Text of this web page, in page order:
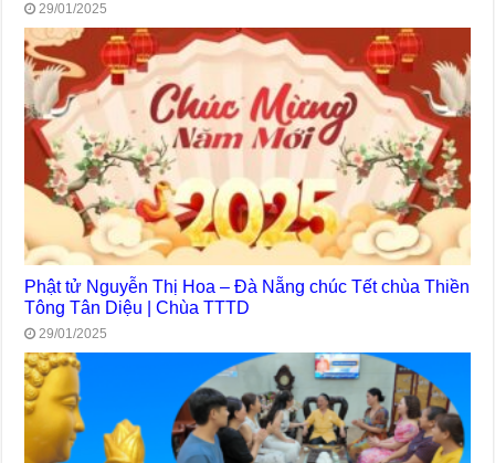
29/01/2025
Phật tử Nguyễn Thị Hoa – Đà Nẵng chúc Tết chùa Thiền
Tông Tân Diệu | Chùa TTTD
29/01/2025